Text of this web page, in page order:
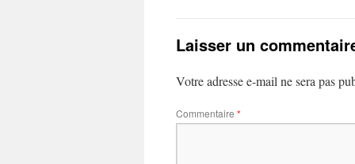
Laisser un
Votre adresse e-mail ne sera pas
Commentaire *